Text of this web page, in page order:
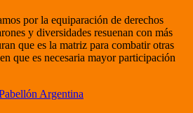
por la equiparación de derechos
y diversidades resuenan con más
que es la matriz para combatir otras
que es necesaria mayor participación